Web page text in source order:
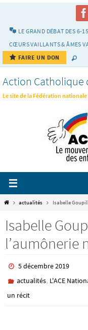
LE GRAND DÉBAT DES 6-
CŒURS VAILLANTS & ÂMES
FAIRE UN DON
Action Catholique
Le site de la Fédération nationale
Homeactualités Isabelle
Isabelle
l’aumônerie
5 décembre 2019
actualités, L'ACE
un récit